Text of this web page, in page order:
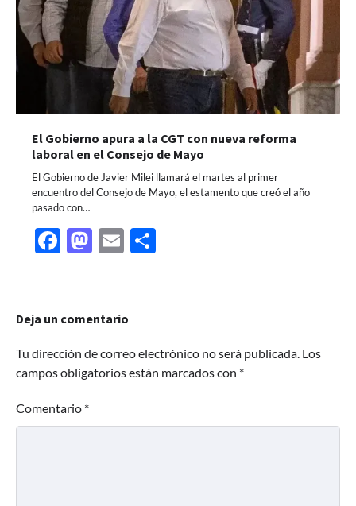
El Gobierno apura a la CGT con nueva reforma
laboral en el Consejo de Mayo
El Gobierno de Javier Milei llamará el martes al primer
encuentro del Consejo de Mayo, el estamento que creó el año
pasado con…
Facebook
Mastodon
Email
Deja un comentario
Tu dirección de correo electrónico no será publicada. Los
campos obligatorios están marcados con *
Comentario *